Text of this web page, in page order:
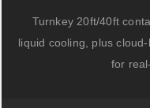
Turnkey 20ft/40ft
liquid cooling, plus
for